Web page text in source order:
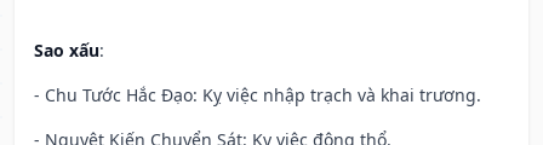
Sao xấu:
- Chu Tước Hắc Đạo: Kỵ việc nhập trạch và khai trương.
- Nguyệt Kiến Chuyển Sát: Kỵ việc động thổ.